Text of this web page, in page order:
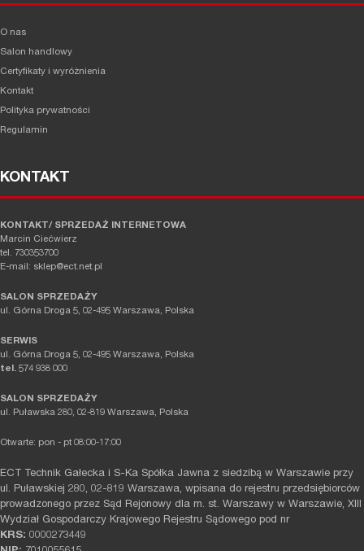
O nas
Salon handlowy
Certyfikaty i wyróżnienia
Kontakt
Polityka prywatności
Regulamin
KONTAKT
KONTAKT/ SPRZEDAŻ INTERNETOWA
Marcin Ciećwierz
tel. 730353700
E-mail: sklep@ect.net.pl
SALON SPRZEDAŻY
ul. Górna Droga 5, 02-495 Warszawa, Polska
SERWIS
ul. Górna Droga 5, 02-495 Warszawa, Polska
tel. 574 938 000
SALON SPRZEDAŻY
ul. Puławska 280, 02-819 Warszawa, Polska
Otwarte: pon - pt 08:00-17:00
ECT Technik Gałecka i S-Ka Spółka Jawna z siedzibą w Warszawie przy
ul. Puławskiej 280, 02-819 Warszawa, wpisana do rejestru przedsiębiorców
prowadzonego przez Sąd Rejonowy dla m. st. Warszawy w Warszawie, XIII
Wydział Gospodarczy Krajowego Rejestru Sądowego pod nr
KRS: 0000273449